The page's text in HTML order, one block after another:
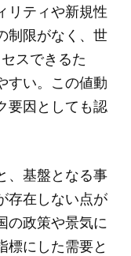
リティや新規性
制限がなく、世
スできるた
すい。この値動
要因としても認
、基盤となる事
存在しない点が
の政策や景気に
標にした需要と